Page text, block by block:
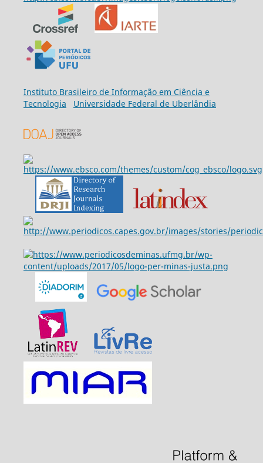
Instituto Brasileiro de Informação em Ciência e
Tecnologia
Universidade Federal de Uberlândia